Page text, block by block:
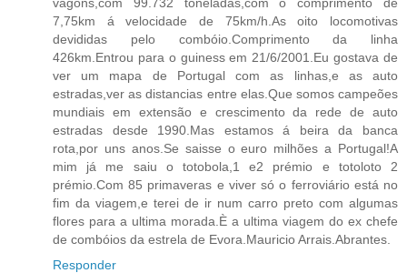
7,75km á velocidade de 75km/h.As oito locomotivas
devididas pelo combóio.Comprimento da linha
426km.Entrou para o guiness em 21/6/2001.Eu gostava de
ver um mapa de Portugal com as linhas,e as auto
estradas,ver as distancias entre elas.Que somos campeões
mundiais em extensão e crescimento da rede de auto
estradas desde 1990.Mas estamos á beira da banca
rota,por uns anos.Se saisse o euro milhões a Portugal!A
mim já me saiu o totobola,1 e2 prémio e totoloto 2
prémio.Com 85 primaveras e viver só o ferroviário está no
fim da viagem,e terei de ir num carro preto com algumas
flores para a ultima morada.È a ultima viagem do ex chefe
de combóios da estrela de Evora.Mauricio Arrais.Abrantes.
Responder